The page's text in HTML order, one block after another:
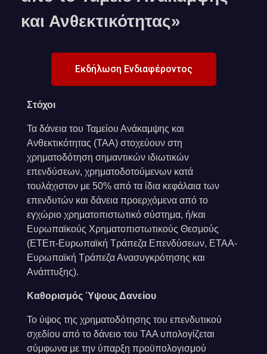
και Ανθεκτικότητας»
Εκδήλωση Ενδιαφέροντος
Στόχοι
Τα δάνεια του Ταμείου Ανάκαμψης και
Ανθεκτικότητας (ΤΑΑ) στοχεύουν στη
χρηματοδότηση σημαντικών ιδιωτικών
επενδύσεων, χρηματοδοτούμενων κατά
τουλάχιστον με 50% από τα ίδια κεφάλαια των
επενδυτών και δάνεια προερχόμενα από το
εγχώριο χρηματοπιστωτικό σύστημα, ή/και
Ευρωπαϊκούς Χρηματοπιστωτικούς Θεσμούς
(ΕΤΕπ-Ευρωπαϊκή Τράπεζα Επενδύσεων, ΕΤΑΑ-
Ευρωπαϊκή Τράπεζα Ανασυγκρότησης και
Ανάπτυξης).
Καθορισμός Ύψους Δανείου
Το ύψος της χρηματοδότησης του επενδυτικού
σχεδίου από το δάνειο του ΤΑΑ υπολογίζεται
σύμφωνα με την ύπαρξη προϋπολογισμού